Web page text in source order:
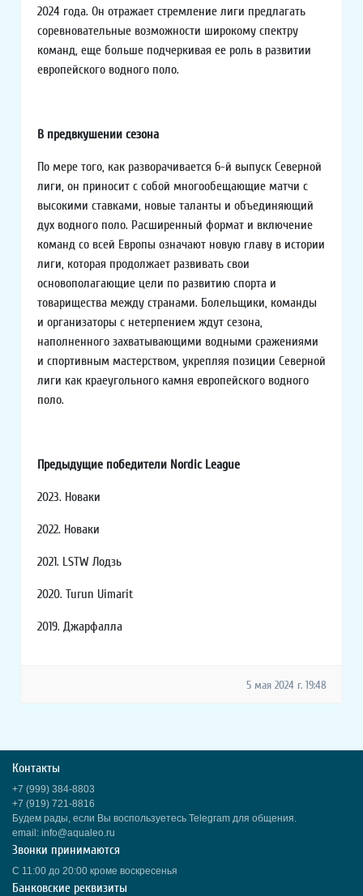
2024 года. Он отражает стремление лиги предлагать
соревновательные возможности широкому спектру
команд, еще больше подчеркивая ее роль в развитии
европейского водного поло.
В предвкушении сезона
По мере того, как разворачивается 6-й выпуск Северной
лиги, он приносит с собой многообещающие матчи с
высокими ставками, новые таланты и объединяющий
дух водного поло. Расширенный формат и включение
команд со всей Европы означают новую главу в истории
лиги, которая продолжает развивать свои
основополагающие цели по развитию спорта и
товарищества между странами. Болельщики, команды
и организаторы с нетерпением ждут сезона,
наполненного захватывающими водными сражениями
и спортивным мастерством, укрепляя позиции Северной
лиги как краеугольного камня европейского водного
поло.
Предыдущие победители Nordic League
2023. Новаки
2022. Новаки
2021. LSTW Лодзь
2020. Turun Uimarit
2019. Джарфалла
5 мая 2024 г. 19:48
Контакты
+7 (999) 384-8803
+7 (919) 721-8816
Будем рады, если Вы воспользуетесь Telegram для общения.
email: info@aqualeo.ru
Звонки принимаются
С 11:00 до 20:00 кроме воскресенья
Банковские реквизиты